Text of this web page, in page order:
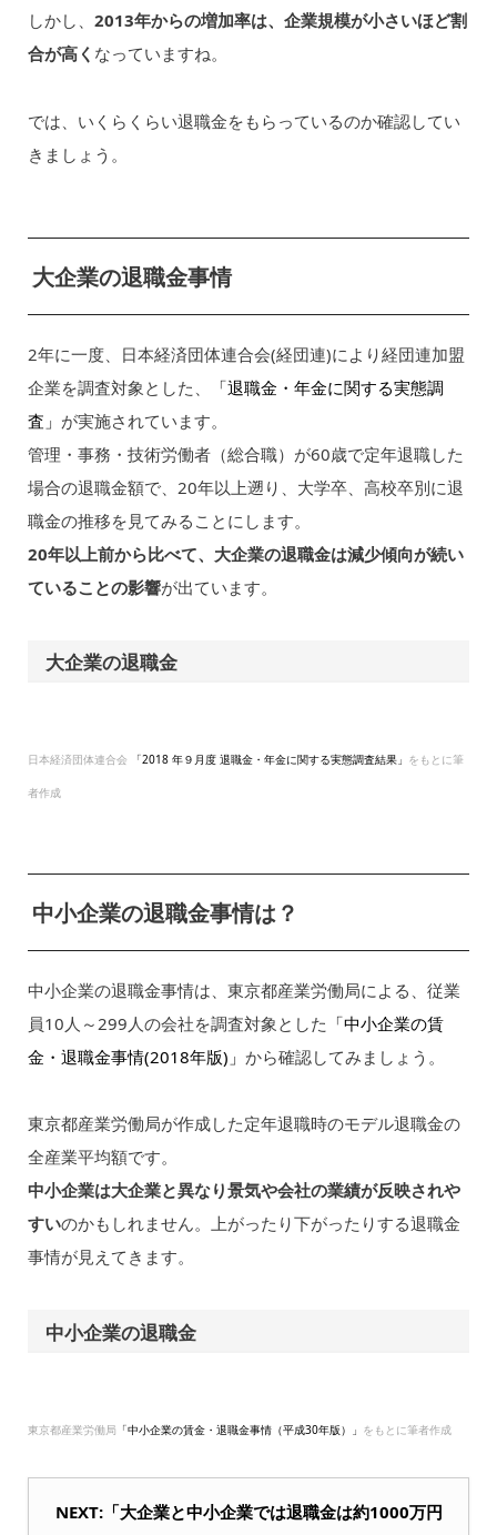
しかし、 2013年からの増加率は、企業規模が小さいほど割
合が高く なっていますね。
では、いくらくらい退職金をもらっているのか確認してい
きましょう。
大企業の退職金事情
2年に一度、日本経済団体連合会(経団連)により経団連加盟
企業を調査対象とした、
「退職金・年金に関する実態調
査」 が実施されています。
管理・事務・技術労働者（総合職）が60歳で定年退職した
場合の退職金額で、20年以上遡り、大学卒、高校卒別に退
職金の推移を見てみることにします。
20年以上前から比べて、大企業の退職金は減少傾向が続い
ていることの影響が出ています。
大企業の退職金
日本経済団体連合会 「2018 年９月度 退職金・年金に関する実態調査結果」 をもとに筆
者作成
中小企業の退職金事情は？
中小企業の退職金事情は、東京都産業労働局による、従業
員10人～299人の会社を調査対象とした 「中小企業の賃
金・退職金事情(2018年版)」 から確認してみましょう。
東京都産業労働局が作成した定年退職時のモデル退職金の
全産業平均額です。
中小企業は大企業と異なり景気や会社の業績が反映されや
すいのかもしれません。上がったり下がったりする退職金
事情が見えてきます。
中小企業の退職金
東京都産業労働局 「中小企業の賃金・退職金事情（平成30年版）」 をもとに筆者作成
NEXT:「大企業と中小企業では退職金は約1000万円